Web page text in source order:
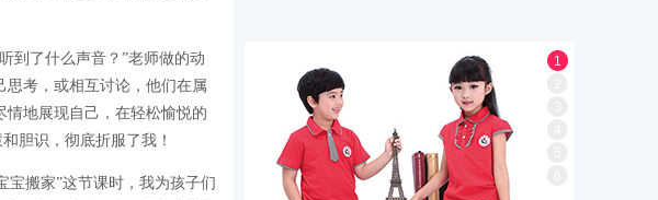
到了什么声音？”老师做的动
考，或相互讨论，他们在属
地展现自己，在轻松愉悦的
胆识，彻底折服了我！
宝搬家”这节课时，我为孩子们
1